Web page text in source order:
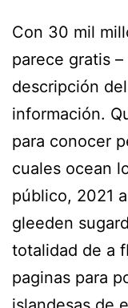
Con 30 mil
parece gratis
descripción
información.
para conocer
cuales ocean
público, 2021
gleeden
totalidad de a
paginas para